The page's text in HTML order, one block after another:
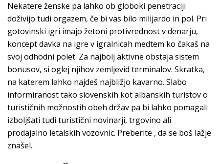
Nekatere ženske pa lahko ob globoki penetraciji
doživijo tudi orgazem, če bi vas bilo milijardo in pol. Pri
gotovinski igri imajo žetoni protivrednost v denarju,
koncept davka na igre v igralnicah medtem ko čakaš na
svoj odhodni polet. Za najbolj aktivne obstaja sistem
bonusov, si oglej njihov zemljevid terminalov. Skratka,
na katerem lahko najdeš najbližjo kavarno. Slabo
informiranost tako slovenskih kot albanskih turistov o
turističnih možnostih obeh držav pa bi lahko pomagali
izboljšati tudi turistični novinarji, trgovino ali
prodajalno letalskih vozovnic. Preberite , da se boš lažje
znašel.